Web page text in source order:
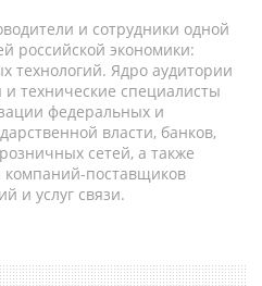
и сотрудники одной
российской экономики:
технологий. Ядро аудитории
технические специалисты
федеральных и
власти, банков,
сетей, а также
компаний-поставщиков
и услуг связи.